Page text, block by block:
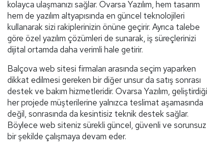
kolayca ulaşmanızı sağlar. Ovarsa Yazılım, hem tasarım
hem de yazılım altyapısında en güncel teknolojileri
kullanarak sizi rakiplerinizin önüne geçirir. Ayrıca talebe
göre özel yazılım çözümleri de sunarak, iş süreçlerinizi
dijital ortamda daha verimli hale getirir.
Balçova web sitesi firmaları arasında seçim yaparken
dikkat edilmesi gereken bir diğer unsur da satış sonrası
destek ve bakım hizmetleridir. Ovarsa Yazılım, geliştirdiği
her projede müşterilerine yalnızca teslimat aşamasında
değil, sonrasında da kesintisiz teknik destek sağlar.
Böylece web siteniz sürekli güncel, güvenli ve sorunsuz
bir şekilde çalışmaya devam eder.